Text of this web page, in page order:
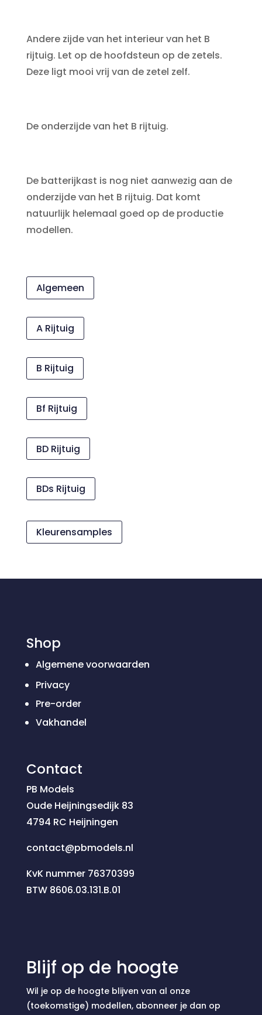
Andere zijde van het interieur van het B
rijtuig. Let op de hoofdsteun op de zetels.
Deze ligt mooi vrij van de zetel zelf.
De onderzijde van het B rijtuig.
De batterijkast is nog niet aanwezig aan de
onderzijde van het B rijtuig. Dat komt
natuurlijk helemaal goed op de productie
modellen.
Algemeen
A Rijtuig
B Rijtuig
Bf Rijtuig
BD Rijtuig
BDs Rijtuig
Kleurensamples
Shop
Algemene voorwaarden
Privacy
Pre-order
Vakhandel
Contact
PB Models
Oude Heijningsedijk 83
4794 RC Heijningen
contact@pbmodels.nl
KvK nummer 76370399
BTW 8606.03.131.B.01
Blijf op de hoogte
Wil je op de hoogte blijven van al onze
(toekomstige) modellen, abonneer je dan op